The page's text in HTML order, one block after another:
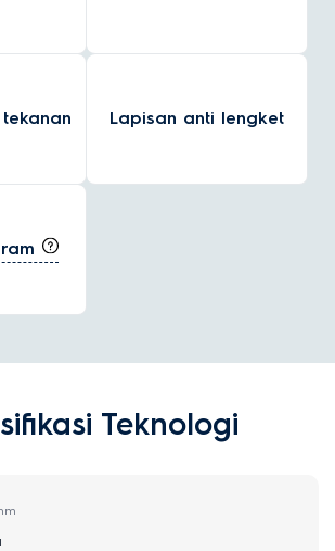
Lapisan anti lengket
Teknologi